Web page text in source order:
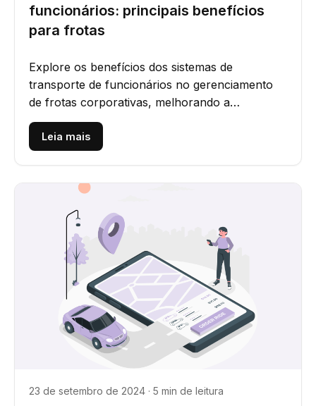
funcionários: principais benefícios
para frotas
Explore os benefícios dos sistemas de
transporte de funcionários no gerenciamento
de frotas corporativas, melhorando a
segurança, reduzindo custos, aumentando...
Leia mais
23 de setembro de 2024 · 5 min de leitura